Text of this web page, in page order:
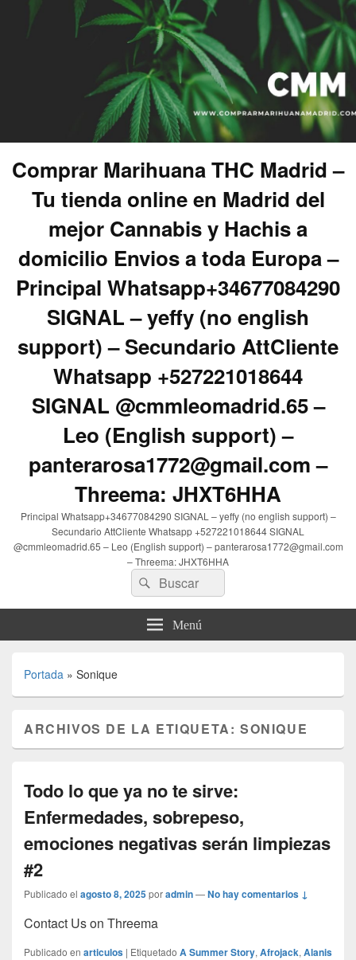
Comprar Marihuana THC Madrid –
Tu tienda online en Madrid del
mejor Cannabis y Hachis a
domicilio Envios a toda Europa –
Principal Whatsapp+34677084290
SIGNAL – yeffy (no english
support) – Secundario AttCliente
Whatsapp +527221018644
SIGNAL @cmmleomadrid.65 –
Leo (English support) –
panterarosa1772@gmail.com –
Threema: JHXT6HHA
Principal Whatsapp+34677084290 SIGNAL – yeffy (no english support) –
Secundario AttCliente Whatsapp +527221018644 SIGNAL
@cmmleomadrid.65 – Leo (English support) – panterarosa1772@gmail.com
– Threema: JHXT6HHA
Buscar
por:
Buscar
Menú
Portada » Sonique
ARCHIVOS DE LA ETIQUETA:SONIQUE
Todo lo que ya no te sirve:
Enfermedades, sobrepeso,
emociones negativas serán limpiezas
#2
Publicado el agosto 8, 2025poradmin—No hay comentarios ↓
Contact Us on Threema
Publicado en articulos | Etiquetado A Summer Story, Afrojack, Alanis